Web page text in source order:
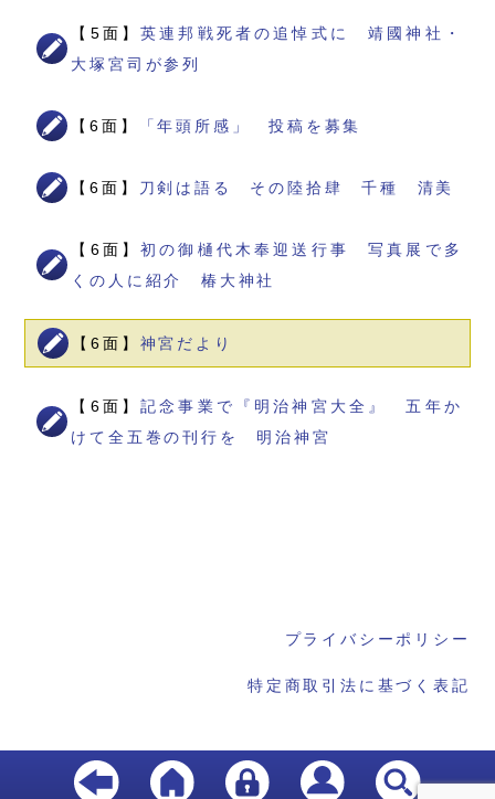
【5面】英連邦戦死者の追悼式に 靖國神社・
大塚宮司が参列
【6面】 「年頭所感」 投稿を募集
【6面】 刀剣は語る その陸拾肆 千種 清美
【6面】初の御樋代木奉迎送行事 写真展で多
くの人に紹介 椿大神社
【6面】 神宮だより
【6面】記念事業で『明治神宮大全』 五年か
けて全五巻の刊行を 明治神宮
プライバシーポリシー
特定商取引法に基づく表記